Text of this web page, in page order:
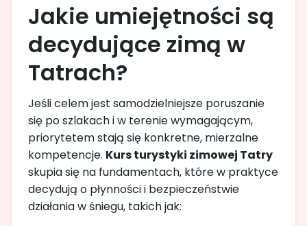
Jakie umiejętności są
decydujące zimą w
Tatrach?
Jeśli celem jest samodzielniejsze poruszanie
się po szlakach i w terenie wymagającym,
priorytetem stają się konkretne, mierzalne
kompetencje. Kurs turystyki zimowej Tatry
skupia się na fundamentach, które w praktyce
decydują o płynności i bezpieczeństwie
działania w śniegu, takich jak: